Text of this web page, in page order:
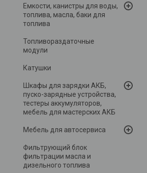
Емкости, канистры для воды,
топлива, масла, баки для
топлива
Топливораздаточные
модули
Катушки
Шкафы для зарядки АКБ,
пуско-зарядные устройства,
тестеры аккумуляторов,
мебель для мастерских АКБ
Мебель для автосервиса
Фильтрующий блок
фильтрации масла и
дизельного топлива